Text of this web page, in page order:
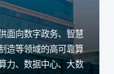
面向数字政务、智慧
造等领域的高可靠算
力、数据中心、大数